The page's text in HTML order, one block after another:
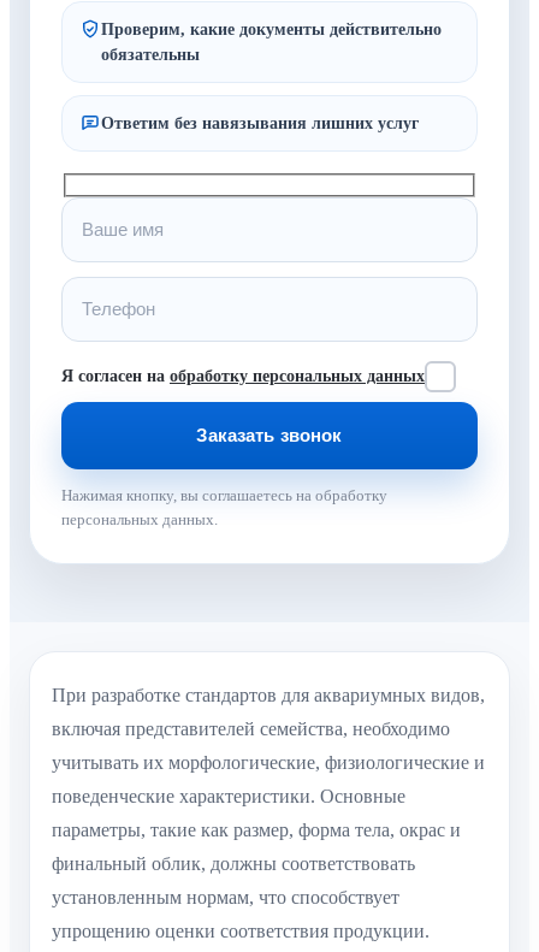
Проверим, какие документы действительно
обязательны
Ответим без навязывания лишних услуг
Я согласен на обработку персональных данных
Нажимая кнопку, вы соглашаетесь на обработку
персональных данных.
При разработке стандартов для аквариумных видов,
включая представителей семейства, необходимо
учитывать их морфологические, физиологические и
поведенческие характеристики. Основные
параметры, такие как размер, форма тела, окрас и
финальный облик, должны соответствовать
установленным нормам, что способствует
упрощению оценки соответствия продукции.